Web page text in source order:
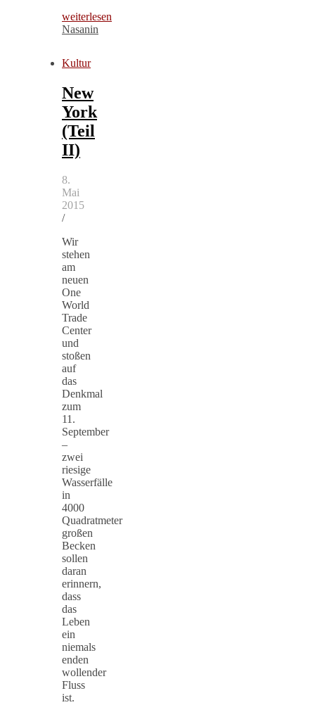
weiterlesen
Nasanin
Kultur
New
York
(Teil
II)
8.
Mai
2015
/
Wir
stehen
am
neuen
One
World
Trade
Center
und
stoßen
auf
das
Denkmal
zum
11.
September
–
zwei
riesige
Wasserfälle
in
4000
Quadratmeter
großen
Becken
sollen
daran
erinnern,
dass
das
Leben
ein
niemals
enden
wollender
Fluss
ist.